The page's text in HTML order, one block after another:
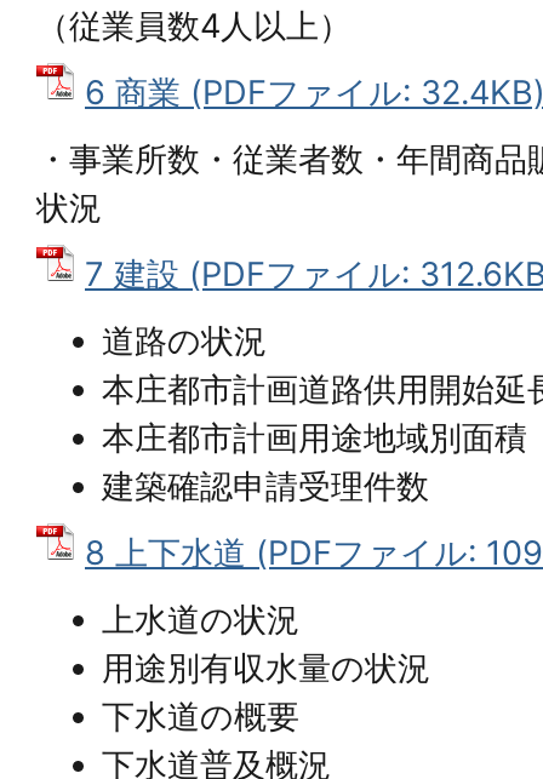
（従業員数4人以上）
6 商業 (PDFファイル:
・事業所数・従業者数・年間商
状況
7 建設 (PDFファイル:
道路の状況
本庄都市計画道路供用開始延
本庄都市計画用途地域別面積
建築確認申請受理件数
8 上下水道 (PDFファイル:
上水道の状況
用途別有収水量の状況
下水道の概要
下水道普及概況